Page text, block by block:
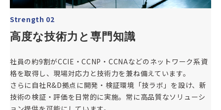
Strength 02
高度な技術力と専門知識
社員の約9割がCCIE・CCNP・CCNAなどのネットワーク系資
格を取得し、現場対応力と技術力を兼ね備えています。
さらに自社R&D拠点に開発・検証環境「技ラボ」を設け、新
技術の検証・評価を日常的に実施。常に高品質なソリューシ